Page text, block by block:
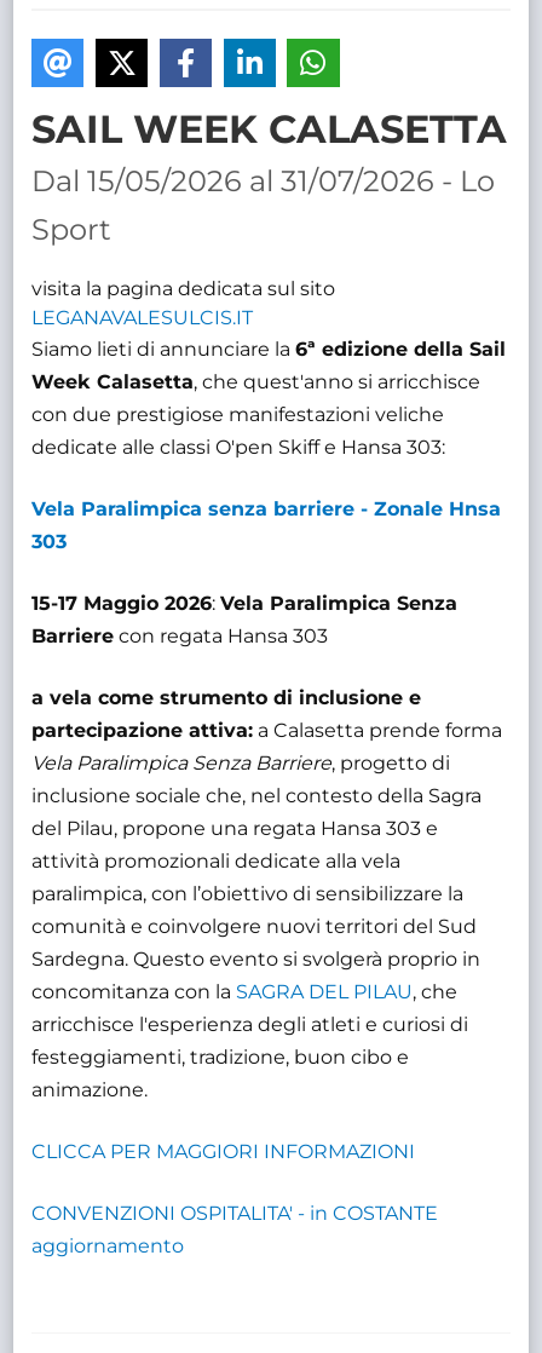
SAIL WEEK CALASETTA
Dal 15/05/2026 al 31/07/2026 - Lo
Sport
visita la pagina dedicata sul sito
LEGANAVALESULCIS.IT
Siamo lieti di annunciare la6ª edizione della Sail
Week Calasetta, che quest'anno si arricchisce
con due prestigiose manifestazioni veliche
dedicate alle classi O'pen Skiff e Hansa 303:
Vela Paralimpica senza barriere - Zonale Hnsa
303
15-17 Maggio 2026:Vela Paralimpica Senza
Barriere con regata Hansa 303
a vela come strumento di inclusione e
partecipazione attiva: a Calasetta prende forma
Vela Paralimpica Senza Barriere, progetto di
inclusione sociale che, nel contesto della Sagra
del Pilau, propone una regata Hansa 303 e
attività promozionali dedicate alla vela
paralimpica, con l’obiettivo di sensibilizzare la
comunità e coinvolgere nuovi territori del Sud
Sardegna. Questo evento si svolgerà proprio in
concomitanza con la SAGRA DEL PILAU, che
arricchisce l'esperienza degli atleti e curiosi di
festeggiamenti, tradizione, buon cibo e
animazione.
CLICCA PER MAGGIORI INFORMAZIONI
CONVENZIONI OSPITALITA' - in COSTANTE
aggiornamento